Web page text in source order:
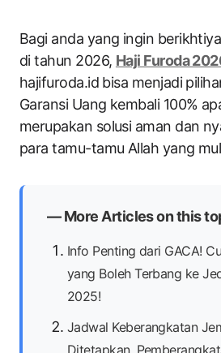
Bagi anda yang ingin
di tahun 2026, Haji Furoda
hajifuroda.id bisa menjadi
Garansi Uang kembali 100%
merupakan solusi aman dan
para tamu-tamu Allah yang
— More Articles on this
Info Penting dari GACA!
yang Boleh Terbang ke
2025!
Jadwal Keberangkatan
Ditetapkan,